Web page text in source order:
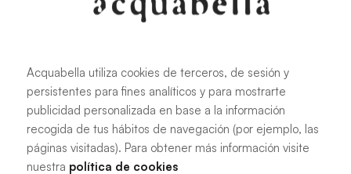
Acquabella utiliza cookies de terceros, de sesión y
persistentes para fines analíticos y para mostrarte
publicidad personalizada en base a la información
recogida de tus hábitos de navegación (por ejemplo, las
páginas visitadas). Para obtener más información visite
nuestra política de cookies